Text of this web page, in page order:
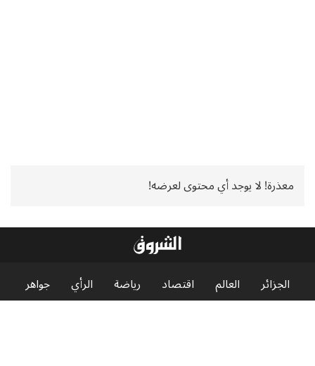
معذرة! لا يوجد أي محتوى لعرضه!
الجزائر العالم اقتصاد رياضة الرأي
جواهر